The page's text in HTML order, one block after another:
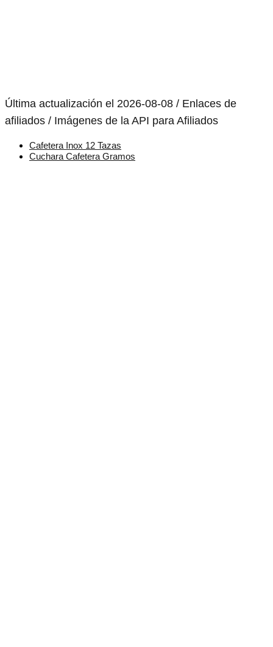
Última actualización el 2026-08-08 / Enlaces de
afiliados / Imágenes de la API para Afiliados
Cafetera Inox 12 Tazas
Cuchara Cafetera Gramos